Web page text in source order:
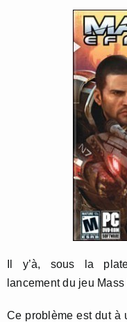
Il y’à, sous la
lancement du jeu Mass
Ce problème est dut à